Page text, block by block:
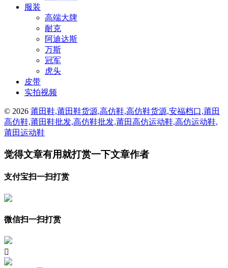
服装
高端大牌
耐克
阿迪达斯
万斯
冠军
虎头
皮带
实拍视频
© 2026 莆田鞋,莆田鞋货源,高仿鞋,高仿鞋货源,安福档口,莆田
高仿鞋,莆田鞋批发,高仿鞋批发,莆田高仿运动鞋,高仿运动鞋,
莆田运动鞋
觉得文章有用就打赏一下文章作者
支付宝扫一扫打赏
微信扫一扫打赏
